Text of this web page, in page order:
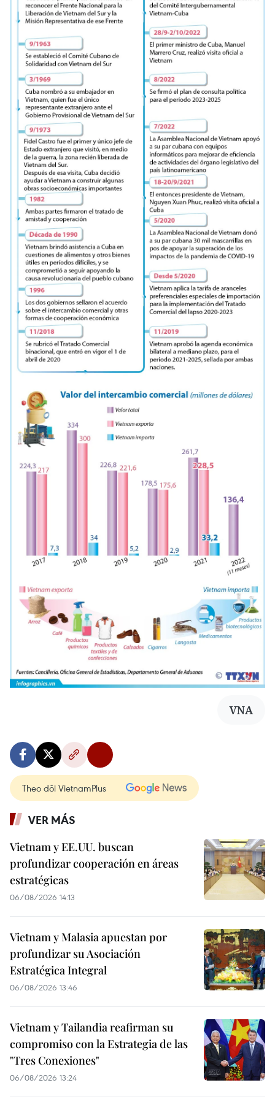
VNA
Theo dõi VietnamPlus
VER MÁS
Vietnam y EE.UU. buscan
profundizar cooperación en áreas
estratégicas
06/08/2026 14:13
Vietnam y Malasia apuestan por
profundizar su Asociación
Estratégica Integral
06/08/2026 13:46
Vietnam y Tailandia reafirman su
compromiso con la Estrategia de las
"Tres Conexiones"
06/08/2026 13:24